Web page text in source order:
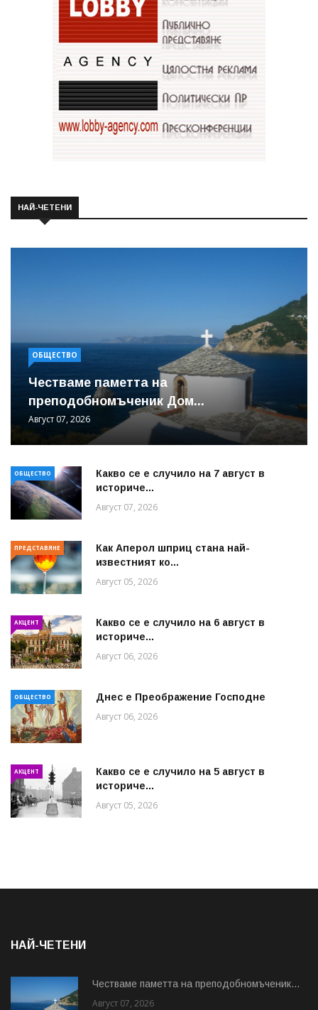
НАЙ-ЧЕТЕНИ
ОБЩЕСТВО
Честваме паметта на
преподобномъченик Дом...
Август 07, 2026
ОБЩЕСТВО
Какво се е случило на 7 август в
историче...
Август 07, 2026
ПРЕДСТАВЯНЕ
Как Аперол шприц стана най-
известният ко...
Август 05, 2026
АКЦЕНТ
Какво се е случило на 6 август в
историче...
Август 06, 2026
ОБЩЕСТВО Днес е Преображение Господне
Август 06, 2026
АКЦЕНТ
Какво се е случило на 5 август в
историче...
Август 05, 2026
НАЙ-ЧЕТЕНИ
Честваме паметта на преподобномъченик...
Август 07, 2026